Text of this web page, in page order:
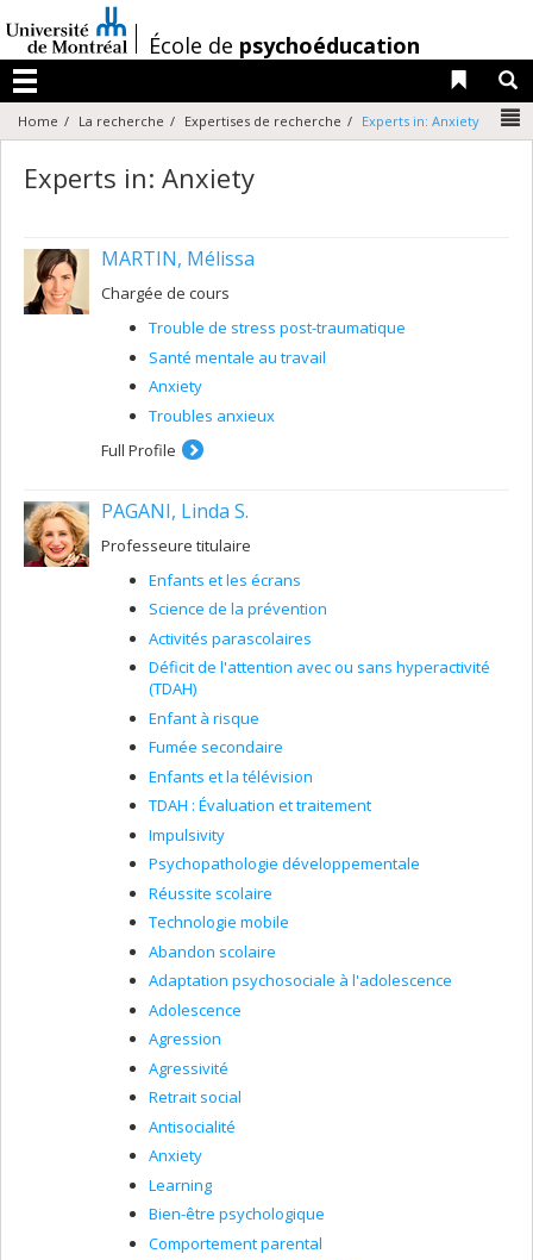
au
contenu
/École de psychoéducation
Menu
Liens
Home La recherche Expertises de recherche Experts in: Anxiety
Experts in: Anxiety
MARTIN, Mélissa
Chargée de cours
Trouble de stress post-traumatique
Santé mentale au travail
Anxiety
Troubles anxieux
Full Profile
PAGANI, Linda S.
Professeure titulaire
Enfants et les écrans
Science de la prévention
Activités parascolaires
Déficit de l'attention avec ou sans hyperactivité
(TDAH)
Enfant à risque
Fumée secondaire
Enfants et la télévision
TDAH : Évaluation et traitement
Impulsivity
Psychopathologie développementale
Réussite scolaire
Technologie mobile
Abandon scolaire
Adaptation psychosociale à l'adolescence
Adolescence
Agression
Agressivité
Retrait social
Antisocialité
Anxiety
Learning
Bien-être psychologique
Comportement parental